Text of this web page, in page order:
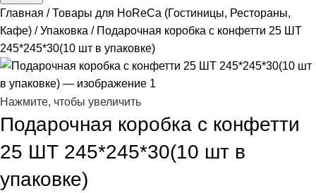
Главная
Товары для HoReCa (Гостиницы, Рестораны,
Кафе)
Упаковка
Подарочная коробка с конфетти 25 ШТ
245*245*30(10 шт в упаковке)
Нажмите, чтобы увеличить
Подарочная коробка с конфетти
25 ШТ 245*245*30(10 шт в
упаковке)